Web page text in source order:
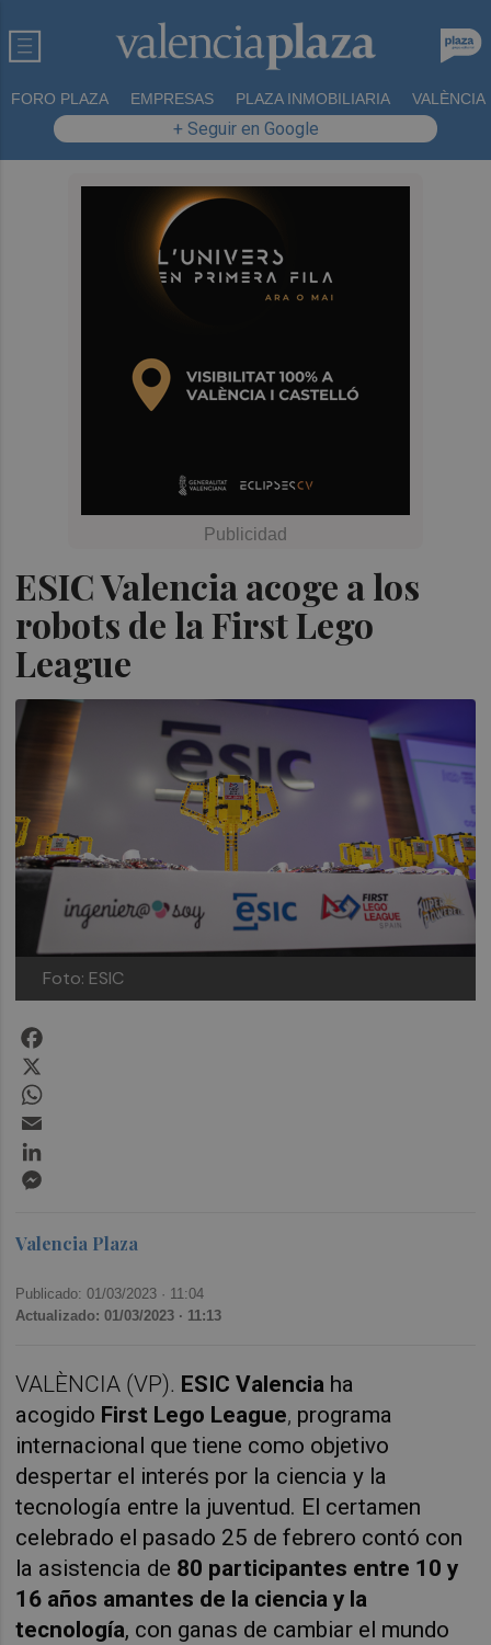
FORO PLAZA EMPRESAS PLAZA INMOBILIARIA VALÈNCIA
+ Seguir en Google
ESIC Valencia acoge a los
robots de la First Lego
League
Foto: ESIC
Valencia Plaza
Publicado: 01/03/2023 · 11:04
Actualizado: 01/03/2023 · 11:13
VALÈNCIA (VP). ESIC Valencia ha
acogido First Lego League, programa
internacional que tiene como objetivo
despertar el interés por la ciencia y la
tecnología entre la juventud. El certamen
celebrado el pasado 25 de febrero contó con
la asistencia de 80 participantes entre 10 y
16 años amantes de la ciencia y la
tecnología, con ganas de cambiar el mundo